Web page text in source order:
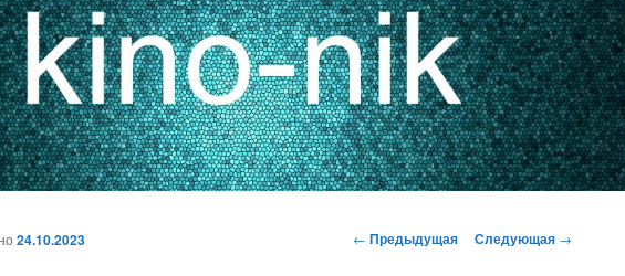
Навигация
← Предыдущая Следующая →
24.10.2023